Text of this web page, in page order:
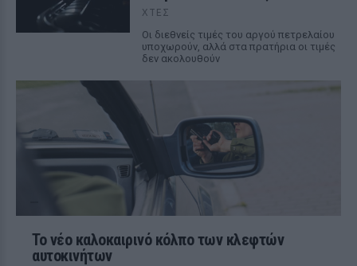
ΧΤΕΣ
Οι διεθνείς τιμές του αργού πετρελαίου
υποχωρούν, αλλά στα πρατήρια οι τιμές
δεν ακολουθούν
Το νέο καλοκαιρινό κόλπο των κλεφτών
αυτοκινήτων